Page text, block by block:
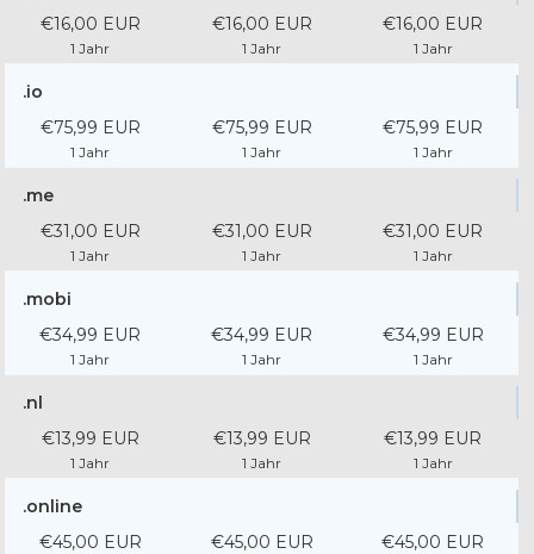
€16,00 EUR
1 Jahr
€16,00 EUR
1 Jahr
€16,00 EUR
1 Jahr
.io
€75,99 EUR
1 Jahr
€75,99 EUR
1 Jahr
€75,99 EUR
1 Jahr
.me
€31,00 EUR
1 Jahr
€31,00 EUR
1 Jahr
€31,00 EUR
1 Jahr
.mobi
€34,99 EUR
1 Jahr
€34,99 EUR
1 Jahr
€34,99 EUR
1 Jahr
.nl
€13,99 EUR
1 Jahr
€13,99 EUR
1 Jahr
€13,99 EUR
1 Jahr
.online
€45,00 EUR
€45,00 EUR €45,00 EUR